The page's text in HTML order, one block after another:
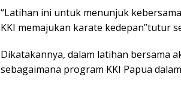
“Latihan ini untuk menunjuk
KKI memajukan karate kedepan”tutur
Dikatakannya, dalam latihan bersama
sebagaimana program KKI Papua